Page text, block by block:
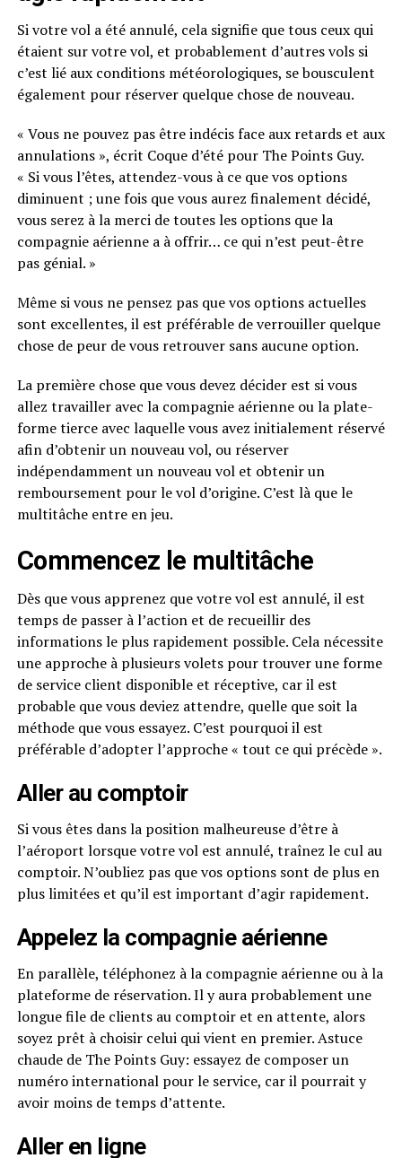
Si votre vol a été annulé, cela signifie que tous ceux qui
étaient sur votre vol, et probablement d’autres vols si
c’est lié aux conditions météorologiques, se bousculent
également pour réserver quelque chose de nouveau.
« Vous ne pouvez pas être indécis face aux retards et aux
annulations », écrit Coque d’été pour The Points Guy.
« Si vous l’êtes, attendez-vous à ce que vos options
diminuent ; une fois que vous aurez finalement décidé,
vous serez à la merci de toutes les options que la
compagnie aérienne a à offrir… ce qui n’est peut-être
pas génial. »
Même si vous ne pensez pas que vos options actuelles
sont excellentes, il est préférable de verrouiller quelque
chose de peur de vous retrouver sans aucune option.
La première chose que vous devez décider est si vous
allez travailler avec la compagnie aérienne ou la plate-
forme tierce avec laquelle vous avez initialement réservé
afin d’obtenir un nouveau vol, ou réserver
indépendamment un nouveau vol et obtenir un
remboursement pour le vol d’origine. C’est là que le
multitâche entre en jeu.
Commencez le multitâche
Dès que vous apprenez que votre vol est annulé, il est
temps de passer à l’action et de recueillir des
informations le plus rapidement possible. Cela nécessite
une approche à plusieurs volets pour trouver une forme
de service client disponible et réceptive, car il est
probable que vous deviez attendre, quelle que soit la
méthode que vous essayez. C’est pourquoi il est
préférable d’adopter l’approche « tout ce qui précède ».
Aller au comptoir
Si vous êtes dans la position malheureuse d’être à
l’aéroport lorsque votre vol est annulé, traînez le cul au
comptoir. N’oubliez pas que vos options sont de plus en
plus limitées et qu’il est important d’agir rapidement.
Appelez la compagnie aérienne
En parallèle, téléphonez à la compagnie aérienne ou à la
plateforme de réservation. Il y aura probablement une
longue file de clients au comptoir et en attente, alors
soyez prêt à choisir celui qui vient en premier. Astuce
chaude de The Points Guy: essayez de composer un
numéro international pour le service, car il pourrait y
avoir moins de temps d’attente.
Aller en ligne